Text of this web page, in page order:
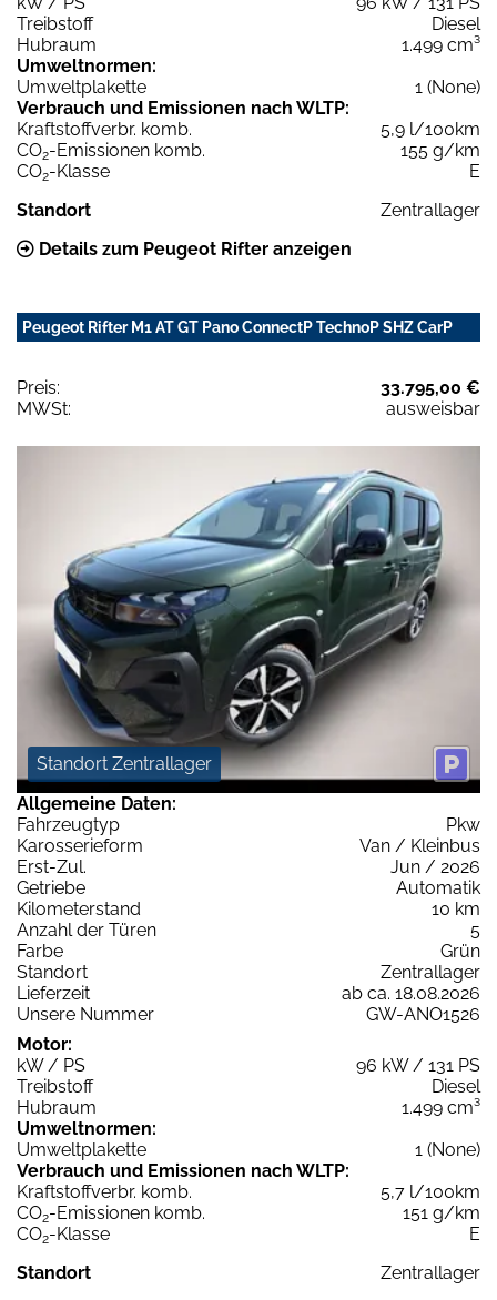
Treibstoff
Diesel
Hubraum
1.499 cm³
Umweltnormen:
Umweltplakette
1 (None)
Verbrauch und Emissionen nach WLTP:
Kraftstoffverbr. komb.
5,9 l/100km
CO2-Emissionen komb.
155 g/km
CO2-Klasse
E
Standort
Zentrallager
Details zum Peugeot Rifter anzeigen
Peugeot Rifter M1 AT GT Pano ConnectP TechnoP SHZ CarP
Preis:
33.795,00 €
MWSt:
ausweisbar
Standort Zentrallager
Allgemeine Daten:
Fahrzeugtyp
Pkw
Karosserieform
Van / Kleinbus
Erst-Zul.
Jun / 2026
Getriebe
Automatik
Kilometerstand
10 km
Anzahl der Türen
5
Farbe
Grün
Standort
Zentrallager
Lieferzeit
ab ca. 18.08.2026
Unsere Nummer
GW-ANO1526
Motor:
kW / PS
96 kW / 131 PS
Treibstoff
Diesel
Hubraum
1.499 cm³
Umweltnormen:
Umweltplakette
1 (None)
Verbrauch und Emissionen nach WLTP:
Kraftstoffverbr. komb.
5,7 l/100km
CO2-Emissionen komb.
151 g/km
CO2-Klasse
E
Standort
Zentrallager